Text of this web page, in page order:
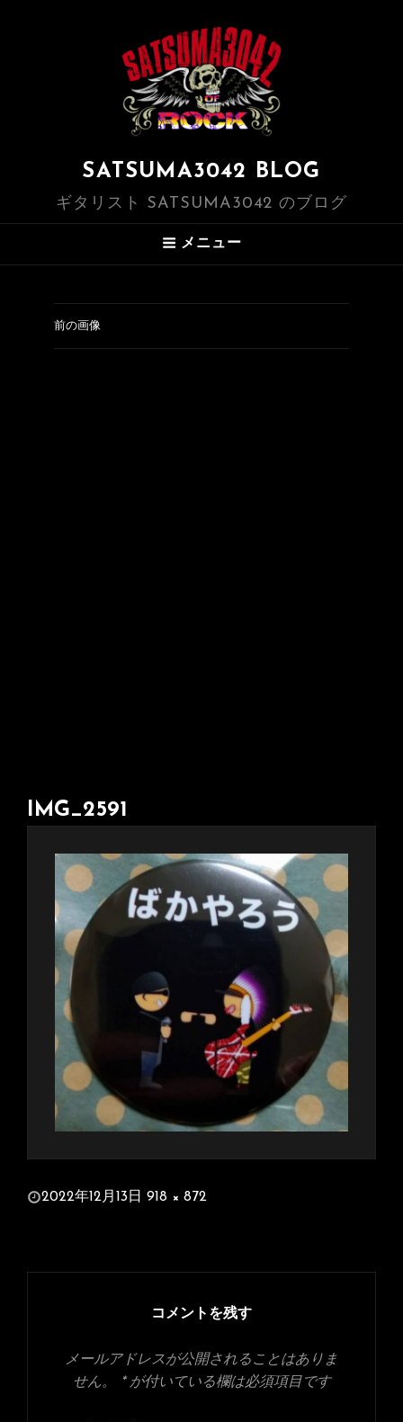
SATSUMA3042 BLOG
ギタリスト SATSUMA3042 のブログ
メニュー
前の画像
IMG_2591
投2022年12月13日 918 × 872
コメントを残す
メールアドレスが公開されることはありま
せん。
*が付いている欄は必須項目です